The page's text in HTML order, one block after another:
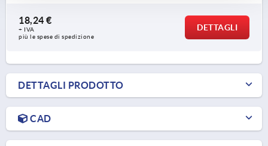
18,24 €
+ IVA
più le spese di spedizione
DETTAGLI
DETTAGLI PRODOTTO
CAD